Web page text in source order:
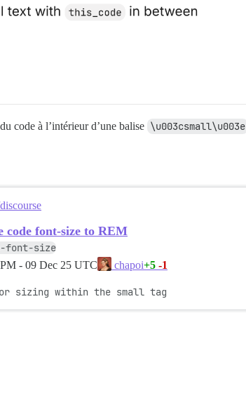
code à l’intérieur d’une balise \u003csmall\u003e
code font-size to REM
font-size
- 09 Dec 25 UTC chapoi+5 -1
sizing within the small tag